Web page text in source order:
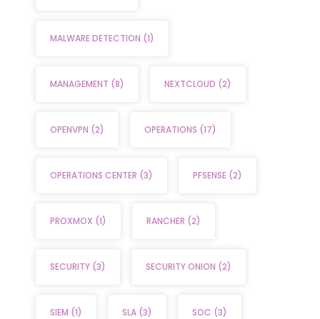
MALWARE DETECTION (1)
MANAGEMENT (8) NEXTCLOUD (2)
OPENVPN (2) OPERATIONS (17)
OPERATIONS CENTER (3) PFSENSE (2)
PROXMOX (1) RANCHER (2)
SECURITY (3) SECURITY ONION (2)
SIEM (1) SLA (3) SOC (3)